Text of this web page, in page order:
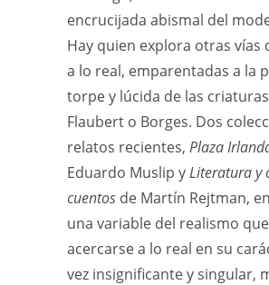
encrucijada abismal del
Hay quien explora otras vías
a lo real, emparentadas a la
torpe y lúcida de las
Flaubert o Borges. Dos
relatos recientes, Plaza
Eduardo Muslip yLiteratura y
cuentos de Martín Rejtman,
una variable del realismo
acercarse a lo real en su
vez insignificante y singular,